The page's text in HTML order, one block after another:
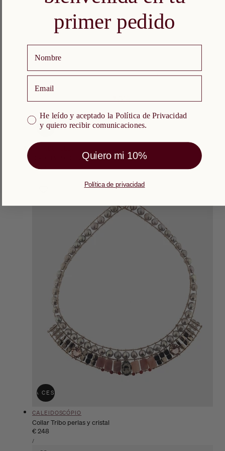
A LA CESTAAGOTADO
Proveedor:
TATABORELLO
Collar Perla Cluster
Precio
€ 115
A LA CESTA
Proveedor:
CALEIDOSCÓPIO
Collar Tribo perlas y cristal
Precio
habitual
€ 248
PRECIO
UNITARIO
/POR
primer pedido
He leído y aceptado la Política de Privacidad y quiero
He leído y aceptado la Política de Privacidad
y quiero recibir comunicaciones.
Quiero mi 10%
Política de privacidad